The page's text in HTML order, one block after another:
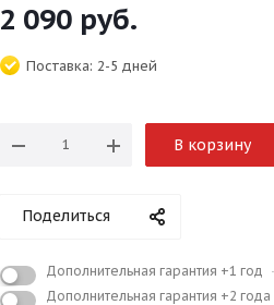
2 090 руб.
Поставка: 2-5 дней
В корзину
Поделиться
Дополнительная гарантия +1 год
Дополнительная гарантия +2 года